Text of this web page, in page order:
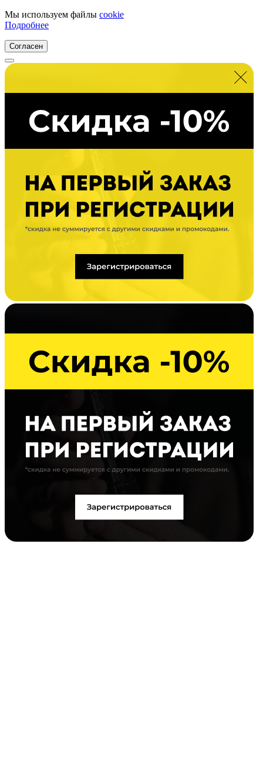
Мы используем файлы cookie
Подробнее
Согласен